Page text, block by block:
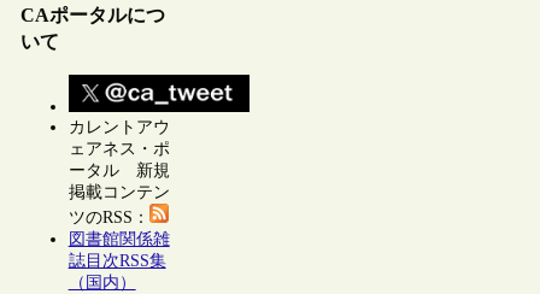
CAポータルにつ
いて
カレントアウ
ェアネス・ポ
ータル 新規
掲載コンテン
ツのRSS：
図書館関係雑
誌目次RSS集
（国内）